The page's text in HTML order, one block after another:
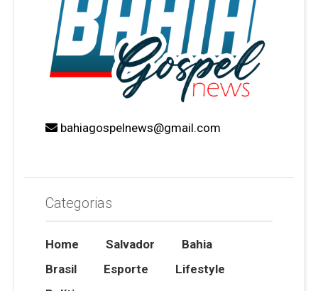
bahiagospelnews@gmail.com
Categorias
Home Salvador
Bahia
Brasil
Esporte
Lifestyle